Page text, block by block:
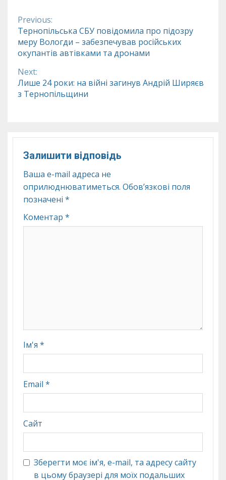
Continue
Reading
Previous:
Тернопільська СБУ повідомила про підозру
меру Вологди – забезпечував російських
окупантів автівками та дронами
Next:
Лише 24 роки: на війні загинув Андрій Ширяєв
з Тернопільщини
Залишити відповідь
Ваша e-mail адреса не
оприлюднюватиметься. Обов’язкові поля
позначені *
Коментар *
Ім'я *
Email *
Сайт
Зберегти моє ім'я, e-mail, та адресу сайту
в цьому браузері для моїх подальших